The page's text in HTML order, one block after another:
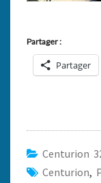
Partager :
Partager
Centurion
Centurion,